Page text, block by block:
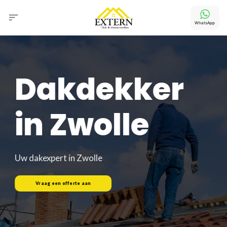
naar
Dakdekker
in Zwolle
Uw dakexpert in Zwolle
Vraag een offerte aan